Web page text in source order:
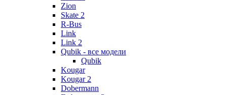
Zion
Skate 2
R-Bus
Link
Link 2
Qubik - все модели
Qubik
Kougar
Kougar 2
Dobermann